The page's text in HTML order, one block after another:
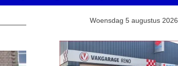
Woensdag 5 augustus 2026